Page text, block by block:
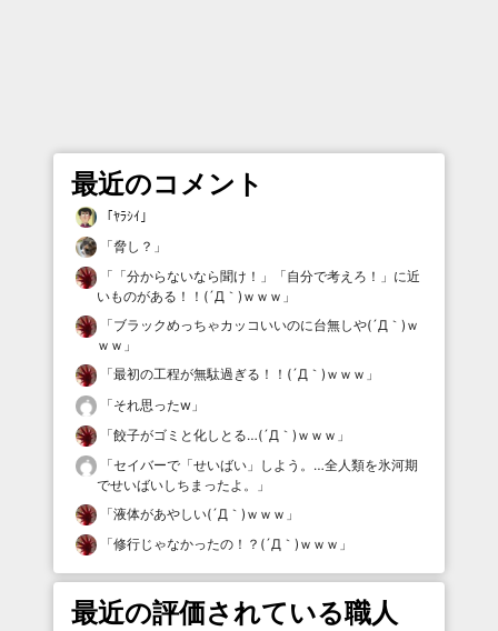
最近のコメント
「ﾔﾗｼｲ 」
「脅し？ 」
「 「分からないなら聞け！」「自分で考えろ！」に近
いものがある！！(´Д｀)ｗｗｗ 」
「ブラックめっちゃカッコいいのに台無しや(´Д｀)ｗ
ｗｗ 」
「最初の工程が無駄過ぎる！！(´Д｀)ｗｗｗ 」
「それ思ったw 」
「餃子がゴミと化しとる…(´Д｀)ｗｗｗ 」
「セイバーで「せいばい」しよう。…全人類を氷河期
でせいばいしちまったよ。
」
「液体があやしい(´Д｀)ｗｗｗ 」
「修行じゃなかったの！？(´Д｀)ｗｗｗ 」
最近の評価されている職人